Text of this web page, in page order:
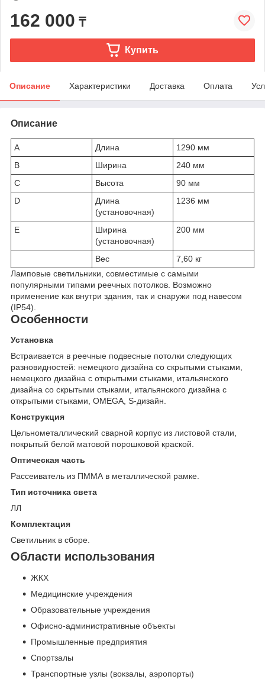
162 000 ₸
Купить
Описание Характеристики Доставка Оплата
Описание
A Длина
1290 мм
B
Ширина
240 мм
C
Высота
90 мм
D
Длина
(установочная)
1236 мм
E
Ширина
(установочная)
200 мм
Вес
7,60 кг
Ламповые светильники, совместимые с самыми
популярными типами реечных потолков. Возможно
применение как внутри здания, так и снаружи под навесом
(IP54).
Особенности
Установка
Встраивается в реечные подвесные потолки следующих
разновидностей: немецкого дизайна со скрытыми стыками,
немецкого дизайна с открытыми стыками, итальянского
дизайна со скрытыми стыками, итальянского дизайна с
открытыми стыками, OMEGA, S-дизайн.
Конструкция
Цельнометаллический сварной корпус из листовой стали,
покрытый белой матовой порошковой краской.
Оптическая часть
Рассеиватель из ПММА в металлической рамке.
Тип источника света
ЛЛ
Комплектация
Светильник в сборе.
Области использования
ЖКХ
Медицинские учреждения
Образовательные учреждения
Офисно-административные объекты
Промышленные предприятия
Спортзалы
Транспортные узлы (вокзалы, аэропорты)